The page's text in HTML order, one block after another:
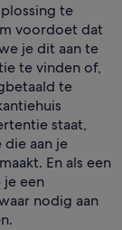
te
voordoet dat
je dit aan te
te vinden of,
te
staat,
aan je
En als een
een
nodig aan